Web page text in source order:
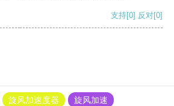
支持[0] 反对[0]
旋风加速度器
旋风加速